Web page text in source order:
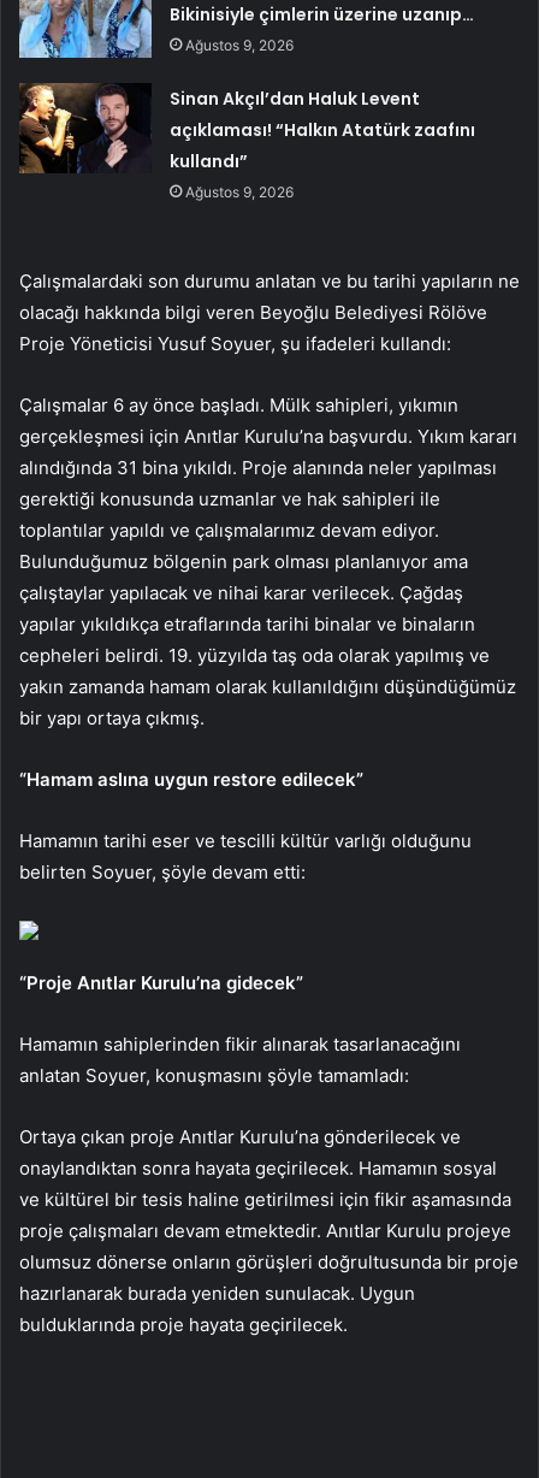
Bikinisiyle çimlerin üzerine uzanıp…
Ağustos 9, 2026
Sinan Akçıl’dan Haluk Levent
açıklaması! “Halkın Atatürk zaafını
kullandı”
Ağustos 9, 2026
Çalışmalardaki son durumu anlatan ve bu tarihi yapıların ne
olacağı hakkında bilgi veren Beyoğlu Belediyesi Rölöve
Proje Yöneticisi Yusuf Soyuer, şu ifadeleri kullandı:
Çalışmalar 6 ay önce başladı. Mülk sahipleri, yıkımın
gerçekleşmesi için Anıtlar Kurulu’na başvurdu. Yıkım kararı
alındığında 31 bina yıkıldı. Proje alanında neler yapılması
gerektiği konusunda uzmanlar ve hak sahipleri ile
toplantılar yapıldı ve çalışmalarımız devam ediyor.
Bulunduğumuz bölgenin park olması planlanıyor ama
çalıştaylar yapılacak ve nihai karar verilecek. Çağdaş
yapılar yıkıldıkça etraflarında tarihi binalar ve binaların
cepheleri belirdi. 19. yüzyılda taş oda olarak yapılmış ve
yakın zamanda hamam olarak kullanıldığını düşündüğümüz
bir yapı ortaya çıkmış.
“Hamam aslına uygun restore edilecek”
Hamamın tarihi eser ve tescilli kültür varlığı olduğunu
belirten Soyuer, şöyle devam etti:
“Proje Anıtlar Kurulu’na gidecek”
Hamamın sahiplerinden fikir alınarak tasarlanacağını
anlatan Soyuer, konuşmasını şöyle tamamladı:
Ortaya çıkan proje Anıtlar Kurulu’na gönderilecek ve
onaylandıktan sonra hayata geçirilecek. Hamamın sosyal
ve kültürel bir tesis haline getirilmesi için fikir aşamasında
proje çalışmaları devam etmektedir. Anıtlar Kurulu projeye
olumsuz dönerse onların görüşleri doğrultusunda bir proje
hazırlanarak burada yeniden sunulacak. Uygun
bulduklarında proje hayata geçirilecek.